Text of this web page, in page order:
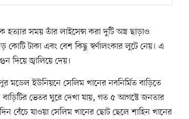
সময় তাঁর লাইসেন্স করা দুটি অস্ত্র ছাড়াও
কোটি টাকা এবং বেশ কিছু স্বর্ণালংকার লুটে নেয়। এ
দিয়ে জ্বালিয়ে দেয়।
মডেল ইউনিয়নে সেলিম খানের নবনির্মিত বাড়িতে
ভেতর ঘুরে দেখা যায়, গত ৫ আগস্টে জনতার
বেঁচে যাওয়া সেলিম খানের ছোট ছেলে শাহিন খানের